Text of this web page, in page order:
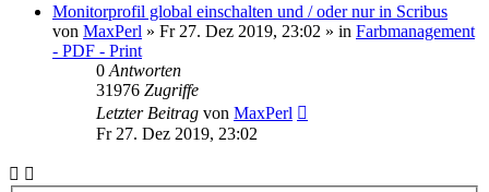
Monitorprofil global einschalten und / oder nur in Scribus
von MaxPerl » Fr 27. Dez 2019, 23:02 » in Farbmanagement
- PDF - Print
0 Antworten
31976 Zugriffe
Letzter Beitrag von MaxPerl
Fr 27. Dez 2019, 23:02